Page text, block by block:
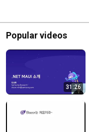
Popular videos
31:26